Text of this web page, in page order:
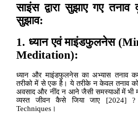
साइंस द्वारा सुझाए गए तनाव
सुझाव:
1. ध्यान एवं माइंडफुलनेस
Meditation):
ध्यान और माइंडफुलनेस का अभ्यास तनाव
तरीको में से एक है। ये तरीके न केवल तनाव
अवसाद और नींद न आने जैसी समस्याओं में भी
व्यस्त जीवन कैसे जिया जाए [2024] ?
Techniques।